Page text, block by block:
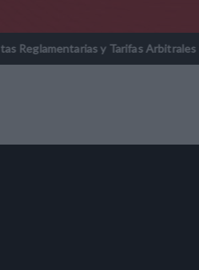
y Tarifas Arbitrales 2026-2027